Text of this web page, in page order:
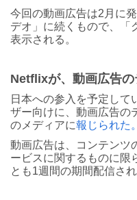
今回の動画広告は2月に
デオ」に続くもので、「
表示される。
Netflixが、動画広告
日本への参入を予定して
ザー向けに、動画広告の
のメディアに報じられた。
動画広告は、コンテンツ
ービスに関するものに限
とも1週間の期間配信され